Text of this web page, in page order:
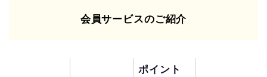
会員サービスのご紹介
ポイント